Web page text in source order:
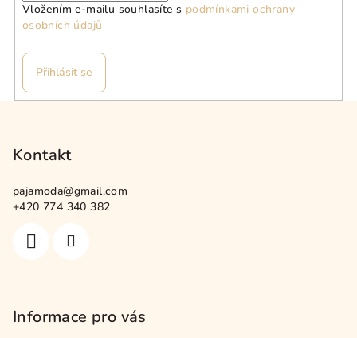
Vložením e-mailu souhlasíte s podmínkami ochrany
osobních údajů
Přihlásit se
Kontakt
pajamoda@gmail.com
+420 774 340 382
Informace pro vás